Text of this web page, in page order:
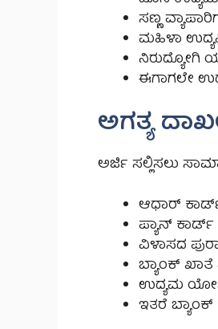
ಸಣ್ಣ
ಮಹಿಳಾ
ನಿರುದ್ಯೋಗಿ
ಈಗಾಗಲೇ
ಅಗತ್ಯ
ಅರ್ಜಿ ಸಲ್ಲಿಸಲು
ಆಧಾರ್
ಪ್ಯಾನ್ ಕಾರ್ಡ್
ವಿಳಾಸದ
ಬ್ಯಾಂಕ್
ಉದ್ಯಮ
ಇತರೆ ಬ್ಯಾಂಕ್